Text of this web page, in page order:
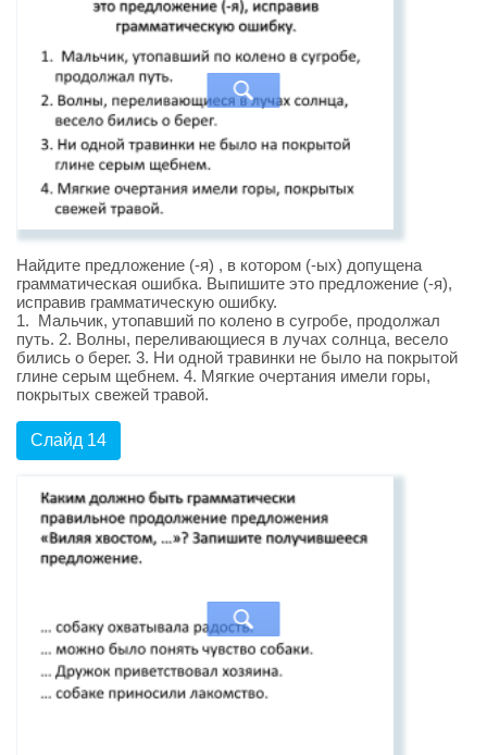
Найдите предложение (-я) , в котором (-ых) допущена
грамматическая ошибка. Выпишите это предложение (-я),
исправив грамматическую ошибку.
1. Мальчик, утопавший по колено в сугробе, продолжал
путь. 2. Волны, переливающиеся в лучах солнца, весело
бились о берег. 3. Ни одной травинки не было на покрытой
глине серым щебнем. 4. Мягкие очертания имели горы,
покрытых свежей травой.
Слайд 14